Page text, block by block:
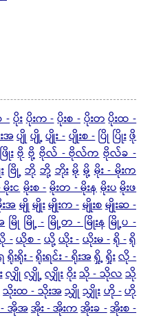
-ပိုးပိုးက -ပိုးစ -ပိုးတပိုးထ -
အပျိုပျို့ ပျိုး -ပျိုးစ -ပြို ပြိုးဖို
ဖြိုး ဗို ဗို့ ဗိုလ် - ဗိုလ်က ဗိုလ်ခ -
ဗြို့ ဘို ဘို့ ဘိုး မို မို့ မိုး - မိုးက
မိုးငမိုးစ -မိုးတ - မိုးနမိုးပမိုးဖ
အမျိုမျိုးမျိုးက -မျိုးစမျိုးဆ -
မြို မြို့ - မြို့တ - မြိုးန မြို့ပ -
-ယိုစ -ယို့ယိုး -ယိုးမ -ရို -ရို
ရိုးရိုး -ရိုးရင်း - ရိုးအရှို့ရှိုးလို -
လျှို လျှို့ လျှိုးဝိုးသို - သိုလသို
သိုးထ - သိုးအသျှို သျှိုးဟို -ဟို
အိုအအိုး - အိုးကအိုးခ -အိုးစ -